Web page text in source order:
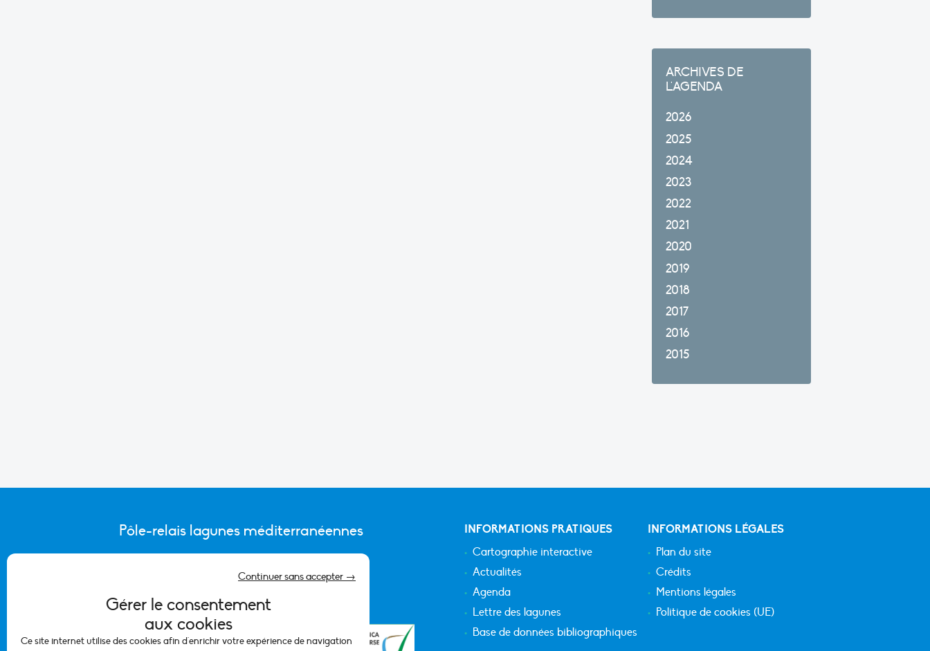
Gérer le consentement
aux cookies
Ce site internet utilise des cookies afin d'enrichir votre expérience de navigation
Continuer sans accepter →
ARCHIVES DE
L'AGENDA
2026
2025
2024
2023
2022
2021
2020
2019
2018
2017
2016
2015
Pôle-relais lagunes méditerranéennes
CONTACTER L’ÉQUIPE DU PÔLE
INFORMATIONS PRATIQUES
Cartographie interactive
Actualités
Agenda
Lettre des lagunes
Base de données bibliographiques
INFORMATIONS LÉGALES
Plan du site
Crédits
Mentions légales
Politique de cookies (UE)